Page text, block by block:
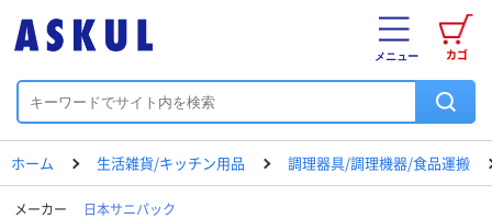
カゴ
メニュー
ホーム 生活雑貨/キッチン用品 調理器具/調理機器/食品運搬
メーカー 日本サニパック